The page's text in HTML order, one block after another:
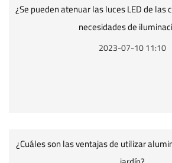
¿Se pueden atenuar las luces LED de
necesidades de
2023-07-10 11:10
¿Cuáles son las ventajas de utilizar